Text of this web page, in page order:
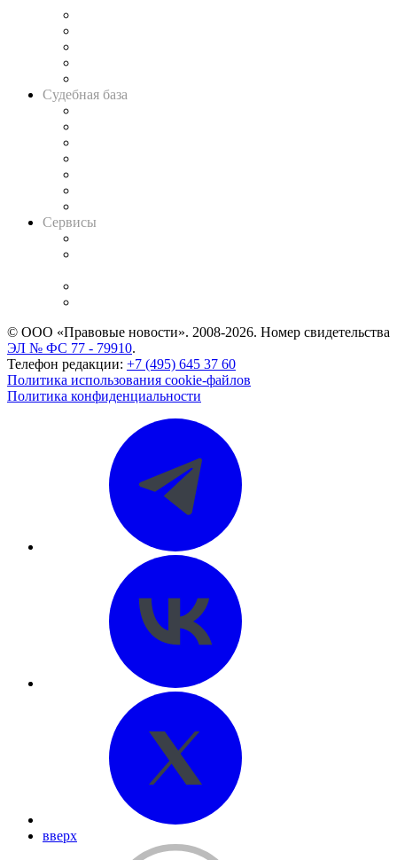
Судебная база
Сервисы
© ООО «Правовые новости». 2008-2026. Номер свидетельства
ЭЛ № ФС 77 - 79910.
Телефон редакции: +7 (495) 645 37 60
Политика использования cookie-файлов
Политика конфиденциальности
вверх